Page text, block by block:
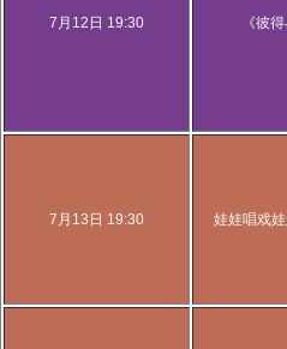
7月12日 19:30 《彼
7月13日 19:30 娃娃唱戏